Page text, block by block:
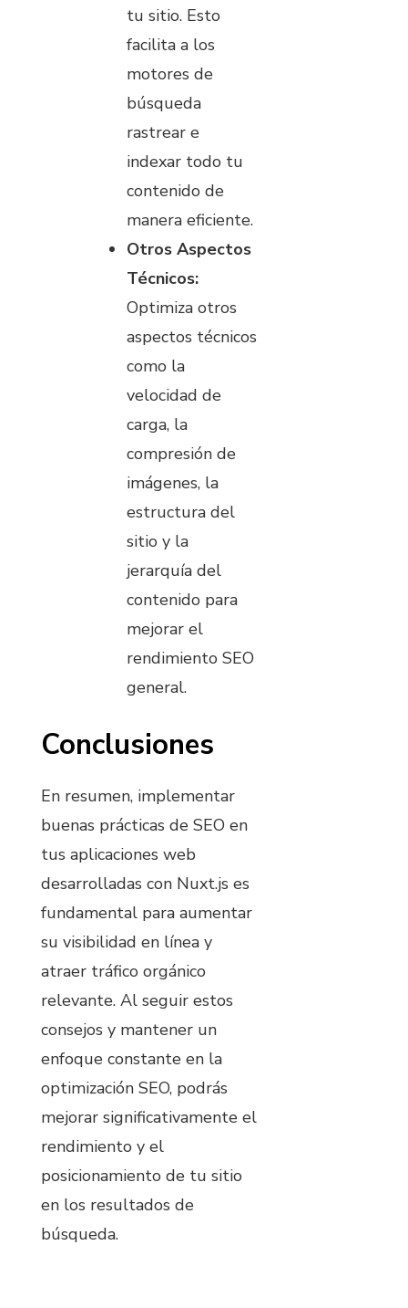
tu sitio. Esto
facilita a los
motores de
búsqueda
rastrear e
indexar todo tu
contenido de
manera eficiente.
Otros Aspectos
Técnicos:
Optimiza otros
aspectos técnicos
como la
velocidad de
carga, la
compresión de
imágenes, la
estructura del
sitio y la
jerarquía del
contenido para
mejorar el
rendimiento SEO
general.
Conclusiones
En resumen, implementar
buenas prácticas de SEO en
tus aplicaciones web
desarrolladas con Nuxt.js es
fundamental para aumentar
su visibilidad en línea y
atraer tráfico orgánico
relevante. Al seguir estos
consejos y mantener un
enfoque constante en la
optimización SEO, podrás
mejorar significativamente el
rendimiento y el
posicionamiento de tu sitio
en los resultados de
búsqueda.